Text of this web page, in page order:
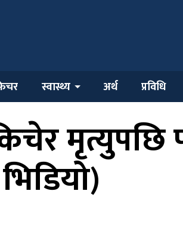
स्वास्थ्य अर्थ प्रविधि
मृत्युपछि